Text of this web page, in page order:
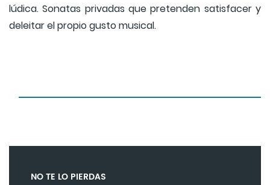
lúdica. Sonatas privadas que pretenden satisfacer y
deleitar el propio gusto musical.
NO TE LO PIERDAS